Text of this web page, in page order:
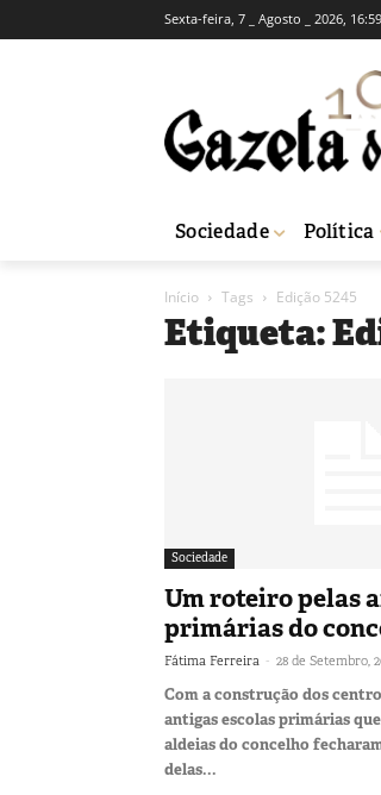
Sexta-feira, 7 _ Agosto _ 2026, 16:59
Sociedade Política
Início Tags Edição 5245
Etiqueta:
Sociedade
Um roteiro pelas
primárias do
Fátima Ferreira - 28 de Setembro,
Com a construção dos
antigas escolas primárias
aldeias do concelho
delas...